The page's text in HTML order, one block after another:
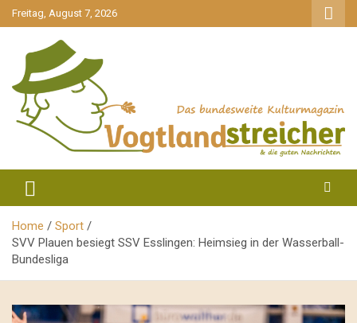
gehe
zum
Freitag, August 7, 2026
Vogtlandstreicher
Home
Sport
SVV Plauen besiegt SSV Esslingen: Heimsieg in der Wasserball-
Bundesliga